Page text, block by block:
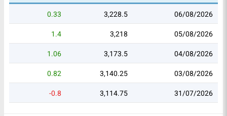
06/08/2026
3,228.5
0.33
05/08/2026
3,218
1.4
04/08/2026
3,173.5
1.06
03/08/2026
3,140.25
0.82
31/07/2026
3,114.75
-0.8